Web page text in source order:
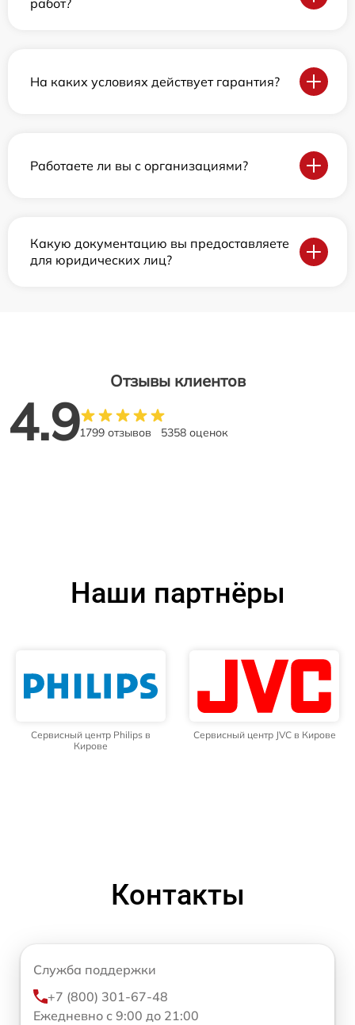
работ?
На каких условиях действует гарантия?
Работаете ли вы с организациями?
Какую документацию вы предоставляете
для юридических лиц?
Отзывы клиентов
4.91799 отзывов 5358 оценок
Наши партнёры
Сервисный центр Philips в
Кирове
Сервисный центр JVC в Кирове
Контакты
Служба поддержки
+7 (800) 301-67-48
Ежедневно с 9:00 до 21:00